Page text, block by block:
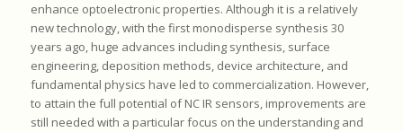
enhance optoelectronic properties. Although it is a relatively
new technology, with the first monodisperse synthesis 30
years ago, huge advances including synthesis, surface
engineering, deposition methods, device architecture, and
fundamental physics have led to commercialization. However,
to attain the full potential of NC IR sensors, improvements are
still needed with a particular focus on the understanding and